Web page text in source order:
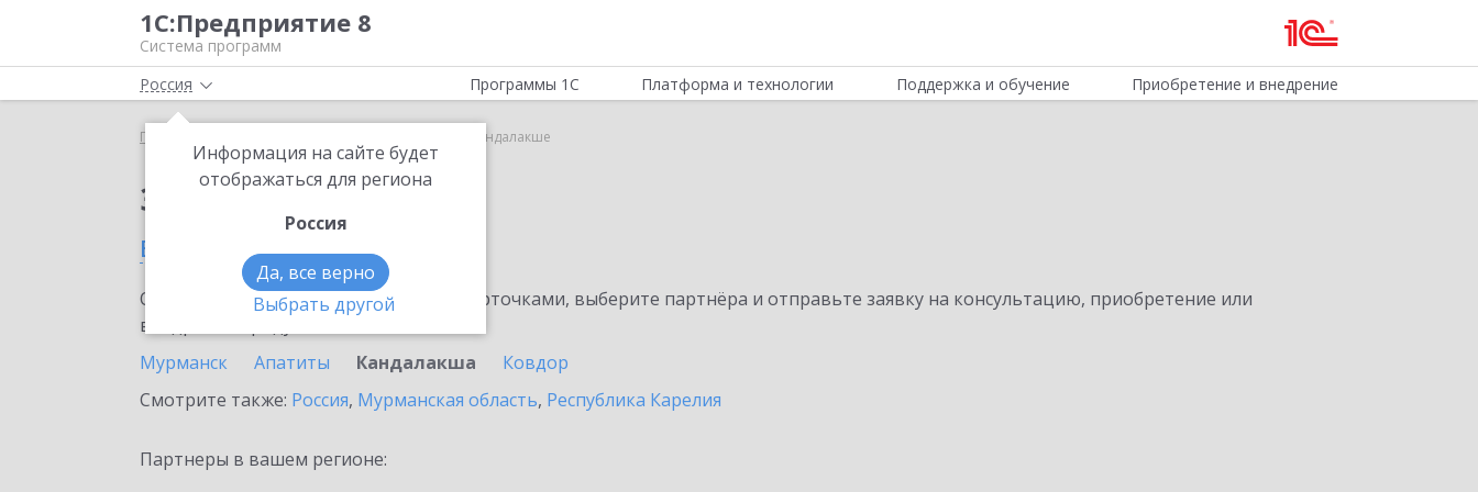
1С:Предприятие 8
Система программ
Россия
Информация на сайте будет
отображаться для региона
Россия
Да, все верно
Выбрать другой
Программы 1С Платформа и технологии Поддержка и обучение Приобретение и внедрение
Главная 1C-Store в Кандалакше
Заказать 1C-Store
в Кандалакше
Ознакомьтесь с информационными карточками, выберите партнёра и отправьте заявку на консультацию, приобретение или
внедрение продукта.
Мурманск
Апатиты Кандалакша
Ковдор
Смотрите также: Россия, Мурманская область, Республика Карелия
Партнеры в вашем регионе: